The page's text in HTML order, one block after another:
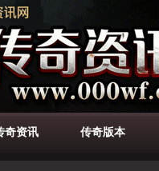
奇资讯 传奇版本